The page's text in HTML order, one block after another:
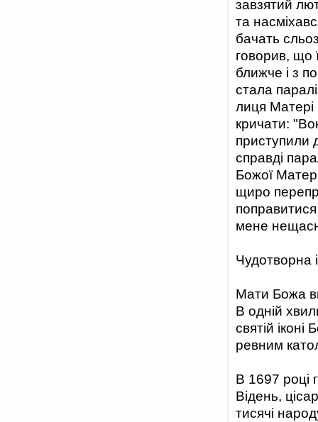
завзятий
та
бачать
говорив, що
ближче і з
стала
лиця Матері
кричати:
приступили
справді
Божої
щиро
мене
Чудотворна
Мати Божа
В одній
святій іконі
ревним
В 1697 році
Відень,
тисячі